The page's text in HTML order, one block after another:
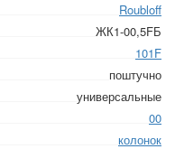
Roubloff
ЖК1-00,5FБ
101F
поштучно
универсальные
00
колонок